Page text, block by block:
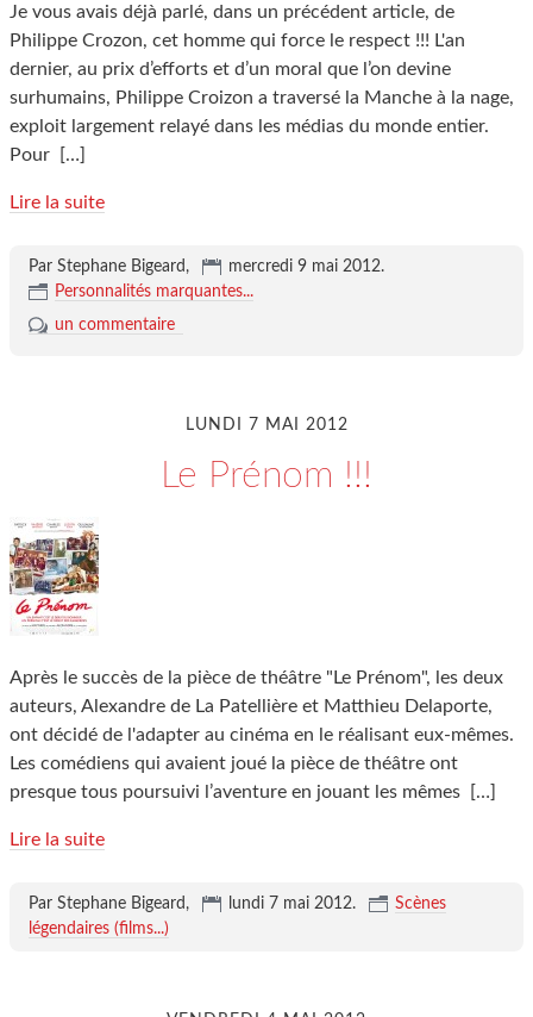
Je vous avais déjà parlé, dans un précédent article, de
Philippe Crozon, cet homme qui force le respect !!! L'an
dernier, au prix d’efforts et d’un moral que l’on devine
surhumains, Philippe Croizon a traversé la Manche à la nage,
exploit largement relayé dans les médias du monde entier.
Pour
[…]
Lire la suite
Par Stephane Bigeard, mercredi 9 mai 2012.
Personnalités marquantes...
un commentaire
LUNDI 7 MAI 2012
Le Prénom !!!
Après le succès de la pièce de théâtre "Le Prénom", les deux
auteurs, Alexandre de La Patellière et Matthieu Delaporte,
ont décidé de l'adapter au cinéma en le réalisant eux-mêmes.
Les comédiens qui avaient joué la pièce de théâtre ont
presque tous poursuivi l’aventure en jouant les mêmes
[…]
Lire la suite
Par Stephane Bigeard, lundi 7 mai 2012.
Scènes
légendaires (films...)